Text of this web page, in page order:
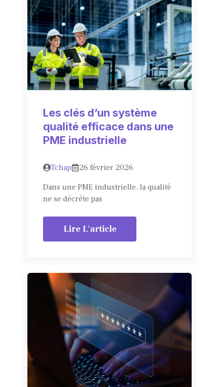
Les clés d’un système
qualité efficace dans une
PME industrielle
Tchap
26 février 2026
Dans une PME industrielle, la qualité
ne se décrète pas
Lire L'article